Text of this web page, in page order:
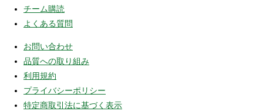
チーム購読
よくある質問
お問い合わせ
品質への取り組み
利用規約
プライバシーポリシー
特定商取引法に基づく表示